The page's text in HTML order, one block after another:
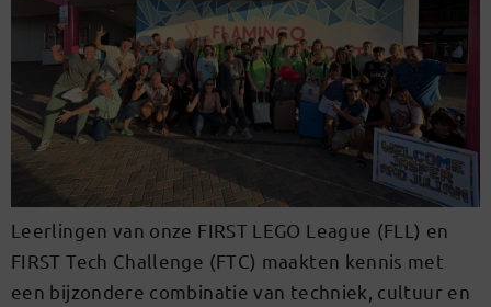
Leerlingen van onze FIRST LEGO League (FLL) en
FIRST Tech Challenge (FTC) maakten kennis met
een bijzondere combinatie van techniek, cultuur en